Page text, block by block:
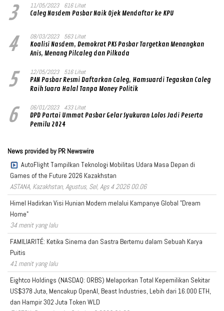
3 11/05/2023 616 Lihat
Caleg Nasdem Pasbar Naik Ojek Mendaftar ke KPU
4 08/03/2023 563 Lihat
Koalisi Nasdem, Demokrat PKS Pasbar Targetkan Menangkan
Anis, Menang Pilcaleg dan Pilkada
5 12/05/2023 516 Lihat
PAN Pasbar Resmi Daftarkan Caleg, Hamsuardi Tegaskan Caleg
Raih Suara Halal Tanpa Money Politik
6 06/01/2023 433 Lihat
DPD Partai Ummat Pasbar Gelar Syukuran Lolos Jadi Peserta
Pemilu 2024
News provided by PR Newswire
AutoFlight Tampilkan Teknologi Mobilitas Udara Masa Depan di
Games of the Future 2026 Kazakhstan
ASTANA, Kazakhstan, Agustus, Sel, Ags 4 2026 00.06
Himel Hadirkan Visi Hunian Modern melalui Kampanye Global "Dream
Home"
34 menit yang lalu
FAMILIARITÉ: Ketika Sinema dan Sastra Bertemu dalam Sebuah Karya
Puitis
41 menit yang lalu
Eightco Holdings (NASDAQ: ORBS) Melaporkan Total Kepemilikan Sekitar
US$378 Juta, Mencakup OpenAI, Beast Industries, Lebih dari 16.000 ETH,
dan Hampir 302 Juta Token WLD